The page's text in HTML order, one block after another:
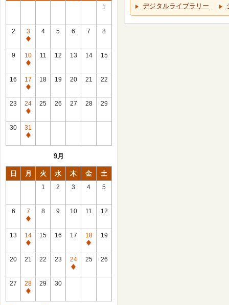
1
2
3
休
館
日
4 5 6 7 8
9
10
休
館
日
11 12 13 14 15
16
17
休
館
日
18 19 20 21 22
23
24
休
館
日
25 26 27 28 29
30
31
休
9月
日 月 火 水 木 金 土
1 2 3 4 5
6
7
休
館
日
8 9 10 11 12
13
14
休
館
15 16 17
18
休
館
19
20 21 22 23
24
休
25 26
27
28
休
29 30
デジタルライブラリー